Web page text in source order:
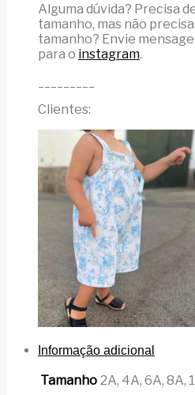
Alguma dúvida? Precisa
tamanho, mas não
tamanho? Envie
para o instagram.
Clientes:
Informação adicional
Tamanho 2A, 4A, 6A, 8A,